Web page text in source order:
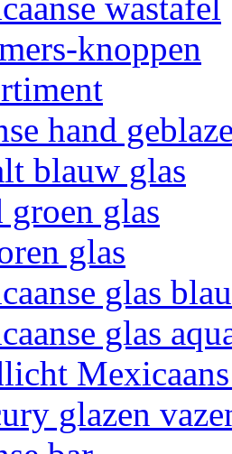
knoppen
hand
blauw glas
glas
glas
glas
glas
glazen